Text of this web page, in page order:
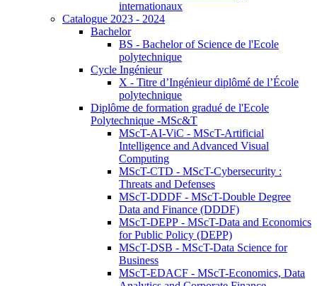
internationaux
Catalogue 2023 - 2024
Bachelor
BS - Bachelor of Science de l'Ecole
polytechnique
Cycle Ingénieur
X - Titre d’Ingénieur diplômé de l’École
polytechnique
Diplôme de formation gradué de l'Ecole
Polytechnique -MSc&T
MScT-AI-ViC - MScT-Artificial
Intelligence and Advanced Visual
Computing
MScT-CTD - MScT-Cybersecurity :
Threats and Defenses
MScT-DDDF - MScT-Double Degree
Data and Finance (DDDF)
MScT-DEPP - MScT-Data and Economics
for Public Policy (DEPP)
MScT-DSB - MScT-Data Science for
Business
MScT-EDACF - MScT-Economics, Data